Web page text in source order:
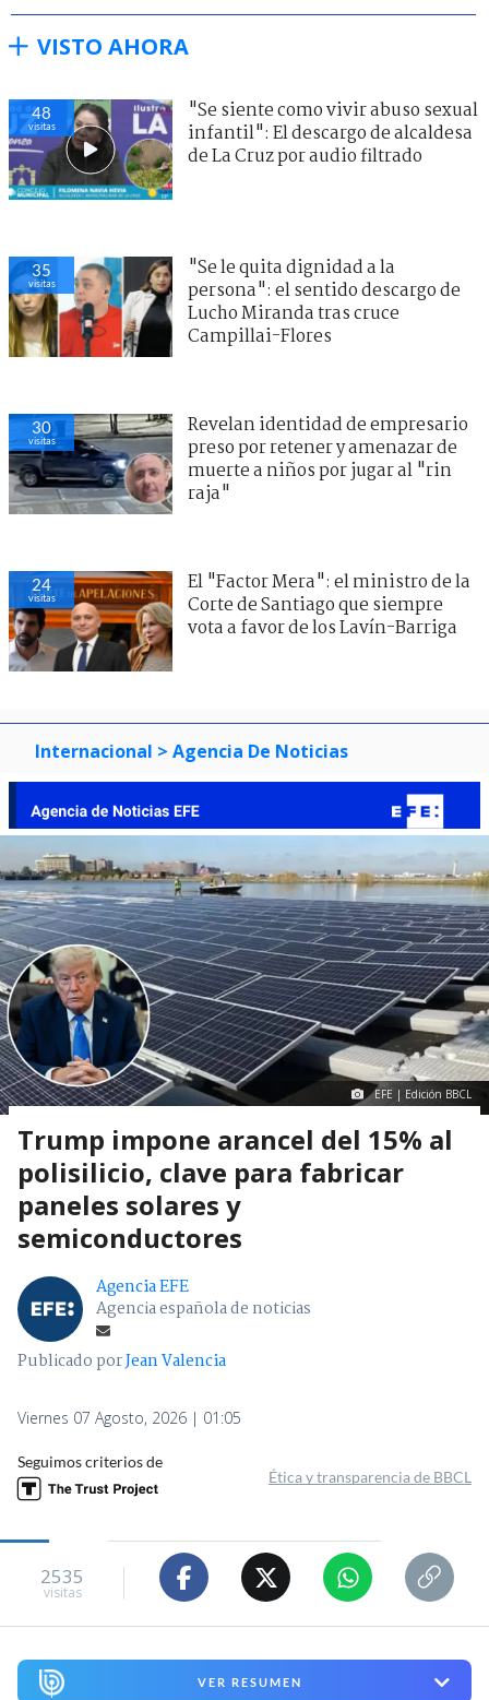
VISTO AHORA
48
visitas
"Se siente como vivir abuso sexual
infantil": El descargo de alcaldesa
de La Cruz por audio filtrado
35
visitas
"Se le quita dignidad a la
persona": el sentido descargo de
Lucho Miranda tras cruce
Campillai-Flores
30
visitas
Revelan identidad de empresario
preso por retener y amenazar de
muerte a niños por jugar al "rin
raja"
24
visitas
El "Factor Mera": el ministro de la
Corte de Santiago que siempre
vota a favor de los Lavín-Barriga
Internacional > Agencia De Noticias
EFE | Edición BBCL
Trump impone arancel del 15% al
polisilicio, clave para fabricar
paneles solares y
semiconductores
Agencia EFE
Agencia española de noticias
Publicado porJean Valencia
Viernes 07 Agosto, 2026 | 01:05
Seguimos criterios de
Ética y transparencia de BBCL
2535
visitas
VER RESUMEN